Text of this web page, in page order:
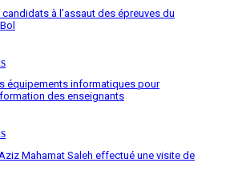
candidats à l’assaut des épreuves du
équipements informatiques pour
des enseignants
Mahamat Saleh effectué une visite de